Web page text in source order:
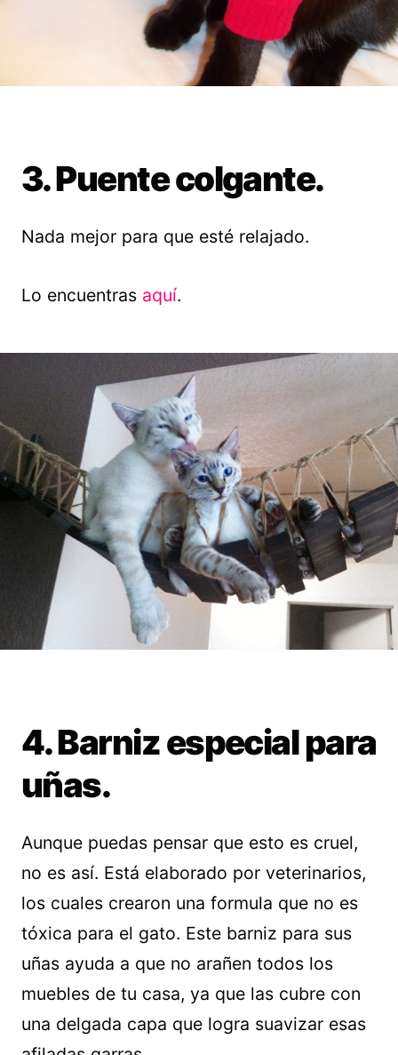
3. Puente colgante.
Nada mejor para que esté relajado.
Lo encuentras aquí.
4. Barniz especial para
uñas.
Aunque puedas pensar que esto es cruel,
no es así. Está elaborado por veterinarios,
los cuales crearon una formula que no es
tóxica para el gato. Este barniz para sus
uñas ayuda a que no arañen todos los
muebles de tu casa, ya que las cubre con
una delgada capa que logra suavizar esas